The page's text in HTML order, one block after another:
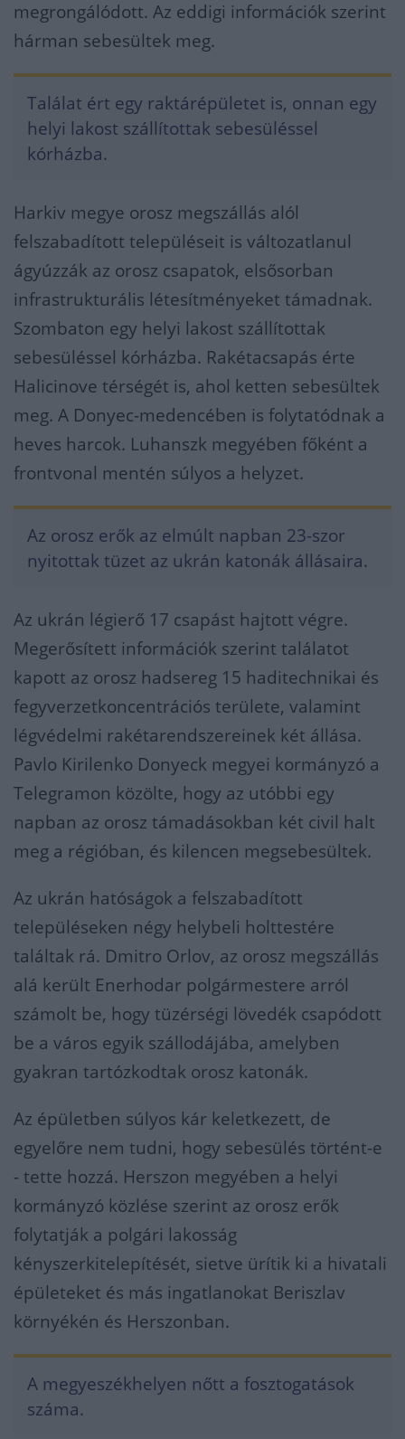
megrongálódott. Az eddigi információk szerint
hárman sebesültek meg.
Találat ért egy raktárépületet is, onnan egy
helyi lakost szállítottak sebesüléssel
kórházba.
Harkiv megye orosz megszállás alól
felszabadított településeit is változatlanul
ágyúzzák az orosz csapatok, elsősorban
infrastrukturális létesítményeket támadnak.
Szombaton egy helyi lakost szállítottak
sebesüléssel kórházba. Rakétacsapás érte
Halicinove térségét is, ahol ketten sebesültek
meg. A Donyec-medencében is folytatódnak a
heves harcok. Luhanszk megyében főként a
frontvonal mentén súlyos a helyzet.
Az orosz erők az elmúlt napban 23-szor
nyitottak tüzet az ukrán katonák állásaira.
Az ukrán légierő 17 csapást hajtott végre.
Megerősített információk szerint találatot
kapott az orosz hadsereg 15 haditechnikai és
fegyverzetkoncentrációs területe, valamint
légvédelmi rakétarendszereinek két állása.
Pavlo Kirilenko Donyeck megyei kormányzó a
Telegramon közölte, hogy az utóbbi egy
napban az orosz támadásokban két civil halt
meg a régióban, és kilencen megsebesültek.
Az ukrán hatóságok a felszabadított
településeken négy helybeli holttestére
találtak rá. Dmitro Orlov, az orosz megszállás
alá került Enerhodar polgármestere arról
számolt be, hogy tüzérségi lövedék csapódott
be a város egyik szállodájába, amelyben
gyakran tartózkodtak orosz katonák.
Az épületben súlyos kár keletkezett, de
egyelőre nem tudni, hogy sebesülés történt-e
- tette hozzá. Herszon megyében a helyi
kormányzó közlése szerint az orosz erők
folytatják a polgári lakosság
kényszerkitelepítését, sietve ürítik ki a hivatali
épületeket és más ingatlanokat Beriszlav
környékén és Herszonban.
A megyeszékhelyen nőtt a fosztogatások
száma.